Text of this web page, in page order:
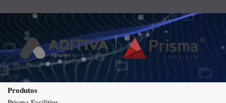
Produtos